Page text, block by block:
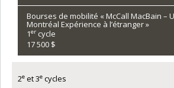
Bourses de mobilité « McCall MacBain –
Montréal Expérience à l’étranger »
1er cycle
17 500 $
2e et 3e cycles